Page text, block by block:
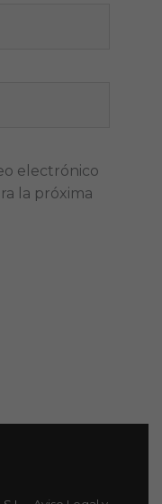
electrónico
la próxima